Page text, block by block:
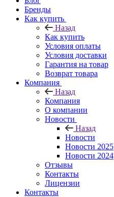
Бренды
Как купить
Назад
Как купить
Условия оплаты
Условия доставки
Гарантия на товар
Возврат товара
Компания
Назад
Компания
О компании
Новости
Назад
Новости
Новости 2025
Новости 2024
Отзывы
Контакты
Лицензии
Контакты